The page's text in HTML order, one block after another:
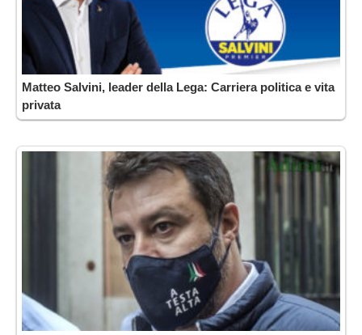
Matteo Salvini, leader della Lega: Carriera politica e vita
privata